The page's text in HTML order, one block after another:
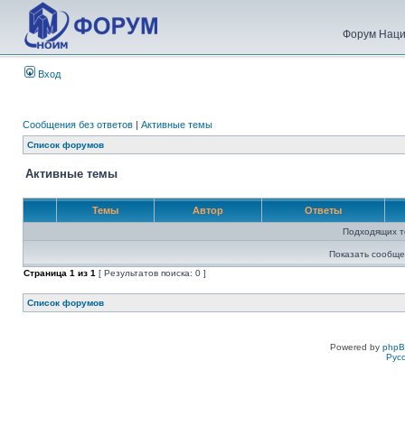
Форум
Вход
Сообщения без ответов | Активные темы
Список форумов
Активные темы
Темы Автор Ответы
Подходящих
Показать
Страница 1 из 1 [ Результатов поиска: 0 ]
Список форумов
Powered by